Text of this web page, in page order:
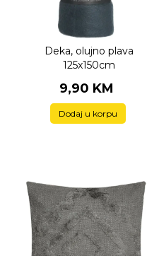
Deka, olujno plava
125x150cm
9,90 KM
Dodaj u korpu